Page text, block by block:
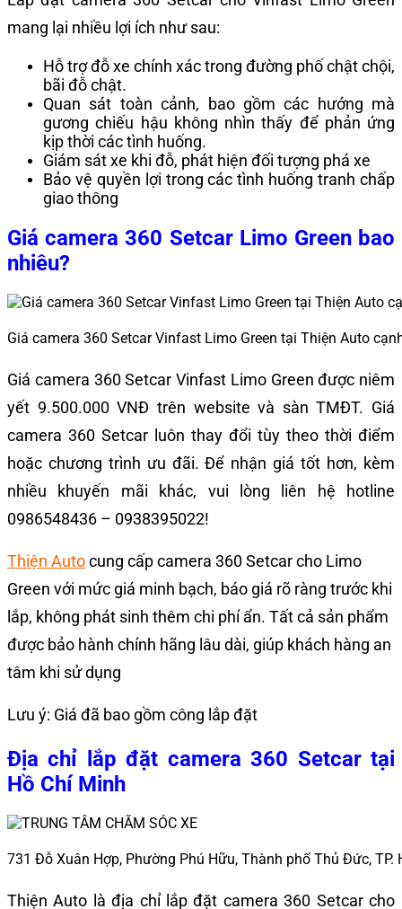
mang lại nhiều lợi ích như sau:
Hỗ trợ đỗ xe chính xác trong đường phố chật chội,
bãi đỗ chật.
Quan sát toàn cảnh, bao gồm các hướng mà
gương chiếu hậu không nhìn thấy để phản ứng
kịp thời các tình huống.
Giám sát xe khi đỗ, phát hiện đối tượng phá xe
Bảo vệ quyền lợi trong các tình huống tranh chấp
giao thông
Giá camera 360 Setcar Limo Green bao
nhiêu?
Giá camera 360 Setcar Vinfast Limo Green tại Thiện Auto
Giá camera 360 Setcar Vinfast Limo Green được niêm
yết 9.500.000 VNĐ trên website và sàn TMĐT. Giá
camera 360 Setcar luôn thay đổi tùy theo thời điểm
hoặc chương trình ưu đãi. Để nhận giá tốt hơn, kèm
nhiều khuyến mãi khác, vui lòng liên hệ hotline
0986548436 – 0938395022!
Thiện Autocung cấp camera 360 Setcar cho Limo
Green với mức giá minh bạch, báo giá rõ ràng trước khi
lắp, không phát sinh thêm chi phí ẩn. Tất cả sản phẩm
được bảo hành chính hãng lâu dài, giúp khách hàng an
tâm khi sử dụng
Lưu ý: Giá đã bao gồm công lắp đặt
Địa chỉ lắp đặt camera 360 Setcar tại
Hồ Chí Minh
731 Đỗ Xuân Hợp, Phường Phú Hữu, Thành phố Thủ Đức, TP.
Thiện Auto là địa chỉ lắp đặt camera 360 Setcar cho